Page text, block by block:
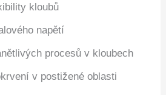
kloubů
napětí
procesů v kloubech
v postižené oblasti